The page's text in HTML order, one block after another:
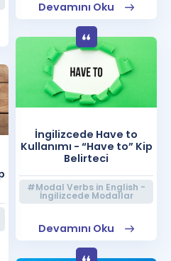
Devamını Oku
İngilizcede Have to
Kullanımı - “Have to” Kip
Belirteci
#Modal Verbs in English -
İngilizcede Modallar
Devamını Oku